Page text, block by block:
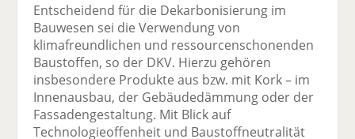
Entscheidend für die Dekarbonisierung im
Bauwesen sei die Verwendung von
klimafreundlichen und ressourcenschonenden
Baustoffen, so der DKV. Hierzu gehören
insbesondere Produkte aus bzw. mit Kork – im
Innenausbau, der Gebäudedämmung oder der
Fassadengestaltung. Mit Blick auf
Technologieoffenheit und Baustoffneutralität